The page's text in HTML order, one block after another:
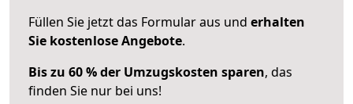
Füllen Sie jetzt das Formular aus und erhalten
Sie kostenlose Angebote.
Bis zu 60 % der Umzugskosten sparen, das
finden Sie nur bei uns!